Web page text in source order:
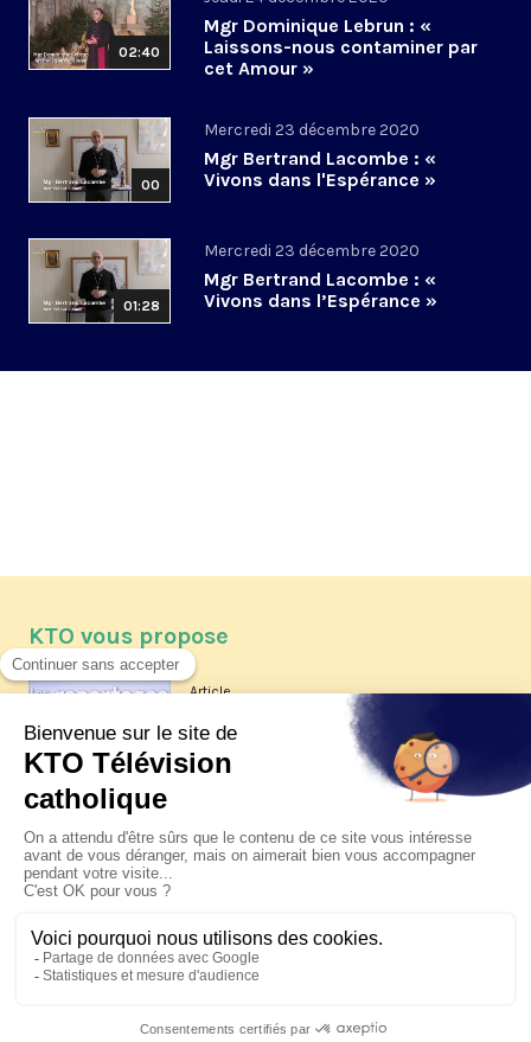
02:40
Mgr Dominique Lebrun : «
Laissons-nous contaminer par
cet Amour »
00
Mercredi 23 décembre 2020
Mgr Bertrand Lacombe : «
Vivons dans l'Espérance »
01:28
Mercredi 23 décembre 2020
Mgr Bertrand Lacombe : «
Vivons dans l’Espérance »
KTO vous propose
Article
Les reportages d'été 2026 de KTO
La visite pastorale du pape Léon
XIV à Assise à suivre sur KTO le
jeudi 6 août
Le pape en Uruguay, Argentine et
Pérou du 6 au 17 novembre 2026